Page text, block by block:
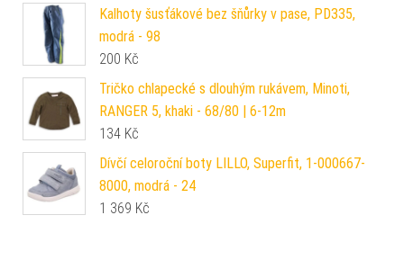
Kalhoty šusťákové bez šňůrky v pase, PD335,
modrá - 98
200 Kč
Tričko chlapecké s dlouhým rukávem, Minoti,
RANGER 5, khaki - 68/80 | 6-12m
134 Kč
Dívčí celoroční boty LILLO, Superfit, 1-000667-
8000, modrá - 24
1 369 Kč